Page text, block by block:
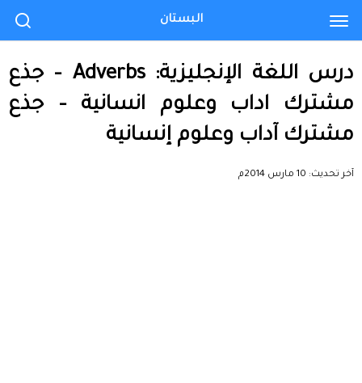
درس اللغة الإنجليزية: Adverbs – جذع
مشترك اداب وعلوم انسانية – جذع
مشترك آداب وعلوم إنسانية
آخر تحديث: 10 مارس 2014م
البستان